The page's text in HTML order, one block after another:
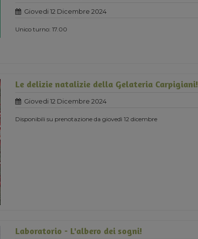
Giovedi 12 Dicembre 2024
Unico turno: 17.00
Le delizie natalizie della Gelateria Carpigiani!
Giovedi 12 Dicembre 2024
Disponibili su prenotazione da giovedì 12 dicembre
Laboratorio - L'albero dei sogni!